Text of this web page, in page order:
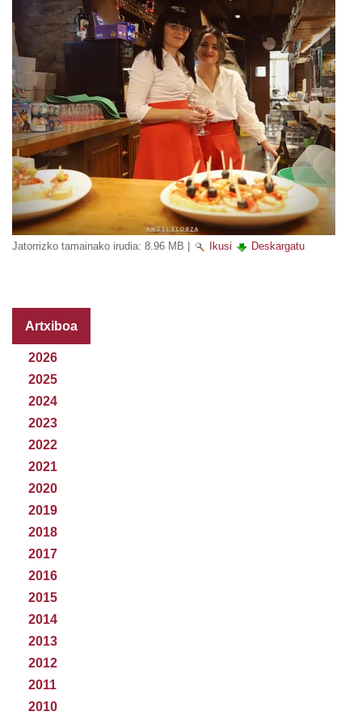
Jatorrizko tamainako irudia: 8.96 MB Ikusi Deskargatu
Artxiboa
2026
2025
2024
2023
2022
2021
2020
2019
2018
2017
2016
2015
2014
2013
2012
2011
2010